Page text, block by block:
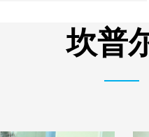
坎普